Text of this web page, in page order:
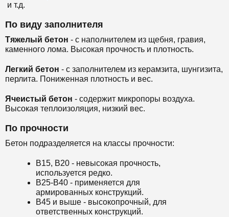
и т.д.
По виду заполнителя
Тяжелый бетон - с наполнителем из щебня, гравия,
каменного лома. Высокая прочность и плотность.
Легкий бетон - с заполнителем из керамзита, шунгизита,
перлита. Пониженная плотность и вес.
Ячеистый бетон - содержит микропоры воздуха.
Высокая теплоизоляция, низкий вес.
По прочности
Бетон подразделяется на классы прочности:
В15, В20 - невысокая прочность,
используется редко.
В25-В40 - применяется для
армированных конструкций.
В45 и выше - высокопрочный, для
ответственных конструкций.